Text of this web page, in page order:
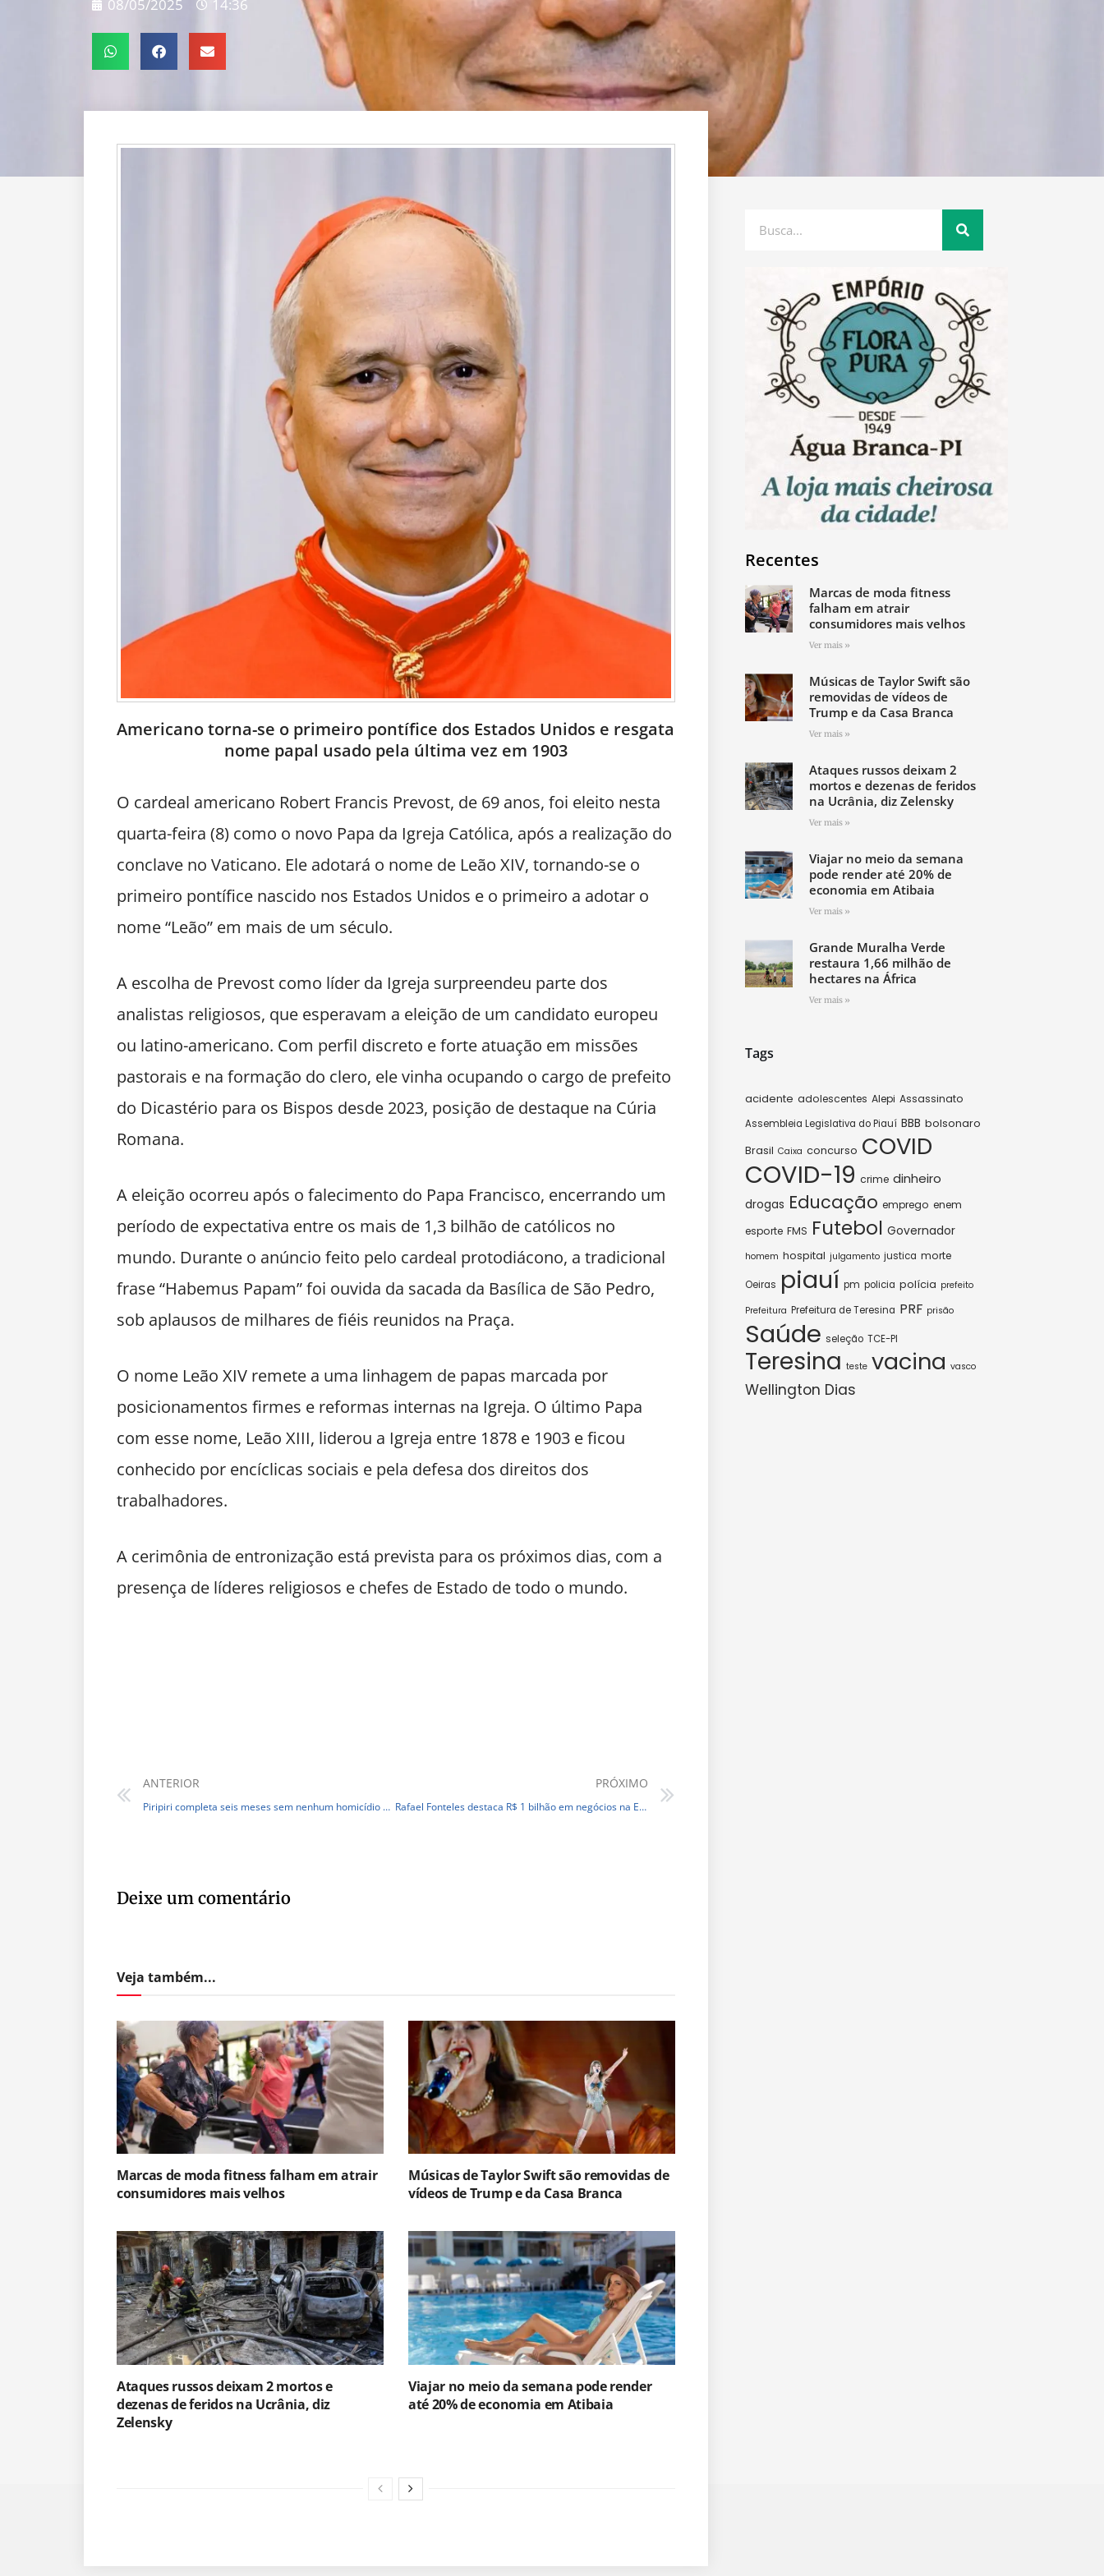
08/05/2025 14:36
Americano torna-se o primeiro pontífice dos Estados Unidos e resgata
nome papal usado pela última vez em 1903
O cardeal americano Robert Francis Prevost, de 69 anos, foi eleito nesta
quarta-feira (8) como o novo Papa da Igreja Católica, após a realização do
conclave no Vaticano. Ele adotará o nome de Leão XIV, tornando-se o
primeiro pontífice nascido nos Estados Unidos e o primeiro a adotar o
nome “Leão” em mais de um século.
A escolha de Prevost como líder da Igreja surpreendeu parte dos
analistas religiosos, que esperavam a eleição de um candidato europeu
ou latino-americano. Com perfil discreto e forte atuação em missões
pastorais e na formação do clero, ele vinha ocupando o cargo de prefeito
do Dicastério para os Bispos desde 2023, posição de destaque na Cúria
Romana.
A eleição ocorreu após o falecimento do Papa Francisco, encerrando um
período de expectativa entre os mais de 1,3 bilhão de católicos no
mundo. Durante o anúncio feito pelo cardeal protodiácono, a tradicional
frase “Habemus Papam” foi ouvida da sacada da Basílica de São Pedro,
sob aplausos de milhares de fiéis reunidos na Praça.
O nome Leão XIV remete a uma linhagem de papas marcada por
posicionamentos firmes e reformas internas na Igreja. O último Papa
com esse nome, Leão XIII, liderou a Igreja entre 1878 e 1903 e ficou
conhecido por encíclicas sociais e pela defesa dos direitos dos
trabalhadores.
A cerimônia de entronização está prevista para os próximos dias, com a
presença de líderes religiosos e chefes de Estado de todo o mundo.
ANTERIOR
Piripiri completa seis meses sem nenhum homicídio na região
PRÓXIMO
Rafael Fonteles destaca R$ 1 bilhão em negócios na Exposoja 2025, em Uruçuí
Deixe um comentário
Veja também...
Marcas de moda fitness falham em atrair
consumidores mais velhos
Músicas de Taylor Swift são removidas de
vídeos de Trump e da Casa Branca
Ataques russos deixam 2 mortos e
dezenas de feridos na Ucrânia, diz
Zelensky
Viajar no meio da semana pode render
até 20% de economia em Atibaia
Recentes
Marcas de moda fitness
falham em atrair
consumidores mais velhos
Ver mais »
Músicas de Taylor Swift são
removidas de vídeos de
Trump e da Casa Branca
Ver mais »
Ataques russos deixam 2
mortos e dezenas de feridos
na Ucrânia, diz Zelensky
Ver mais »
Viajar no meio da semana
pode render até 20% de
economia em Atibaia
Ver mais »
Grande Muralha Verde
restaura 1,66 milhão de
hectares na África
Ver mais »
Tags
acidente adolescentes Alepi Assassinato
Assembleia Legislativa do Piauí BBB bolsonaro
Brasil Caixa concurso COVID
COVID-19 crime dinheiro
drogas Educação emprego enem
esporte FMS Futebol Governador
homem hospital julgamento justica morte
Oeiras piauí pm policia polícia prefeito
Prefeitura Prefeitura de Teresina PRF prisão
Saúde seleção TCE-PI
Teresina teste vacina vasco
Wellington Dias